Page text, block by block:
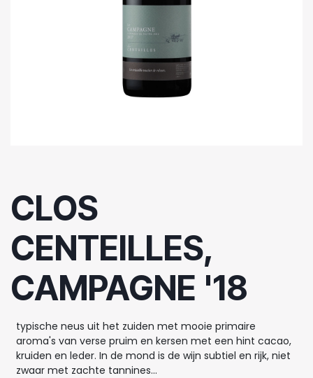
CLOS
CENTEILLES,
CAMPAGNE '18
typische neus uit het zuiden met mooie primaire
aroma's van verse pruim en kersen met een hint cacao,
kruiden en leder. In de mond is de wijn subtiel en rijk, niet
zwaar met zachte tannines...